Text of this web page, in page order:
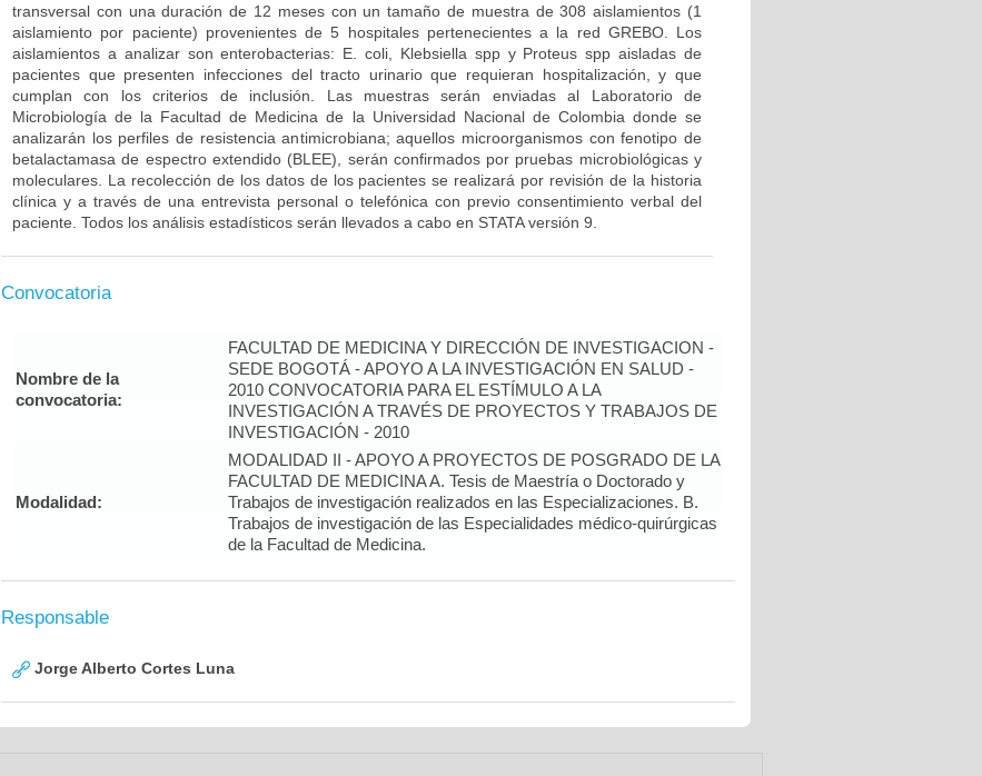
transversal con una duración de 12 meses con un tamaño de muestra de 308 aislamientos (1
aislamiento por paciente) provenientes de 5 hospitales pertenecientes a la red GREBO. Los
aislamientos a analizar son enterobacterias: E. coli, Klebsiella spp y Proteus spp aisladas de
pacientes que presenten infecciones del tracto urinario que requieran hospitalización, y que
cumplan con los criterios de inclusión. Las muestras serán enviadas al Laboratorio de
Microbiología de la Facultad de Medicina de la Universidad Nacional de Colombia donde se
analizarán los perfiles de resistencia antimicrobiana; aquellos microorganismos con fenotipo de
betalactamasa de espectro extendido (BLEE), serán confirmados por pruebas microbiológicas y
moleculares. La recolección de los datos de los pacientes se realizará por revisión de la historia
clínica y a través de una entrevista personal o telefónica con previo consentimiento verbal del
paciente. Todos los análisis estadísticos serán llevados a cabo en STATA versión 9.
Convocatoria
Nombre de la
convocatoria:
FACULTAD DE MEDICINA Y DIRECCIÓN DE INVESTIGACION -
SEDE BOGOTÁ - APOYO A LA INVESTIGACIÓN EN SALUD -
2010 CONVOCATORIA PARA EL ESTÍMULO A LA
INVESTIGACIÓN A TRAVÉS DE PROYECTOS Y TRABAJOS DE
INVESTIGACIÓN - 2010
Modalidad:
MODALIDAD II - APOYO A PROYECTOS DE POSGRADO DE LA
FACULTAD DE MEDICINA A. Tesis de Maestría o Doctorado y
Trabajos de investigación realizados en las Especializaciones. B.
Trabajos de investigación de las Especialidades médico-quirúrgicas
de la Facultad de Medicina.
Responsable
Jorge Alberto Cortes Luna